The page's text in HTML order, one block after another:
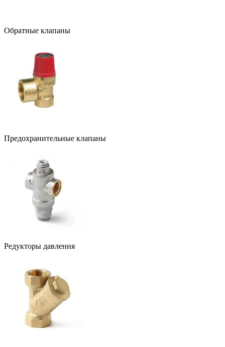
Обратные клапаны
Предохранительные клапаны
Редукторы давления